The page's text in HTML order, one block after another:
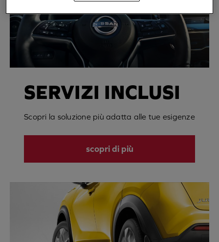
SERVIZI INCLUSI
Scopri la soluzione più adatta alle tue esigenze
scopri di più